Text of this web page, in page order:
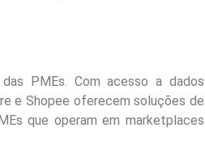
PMEs. Com acesso a dados
e Shopee oferecem soluções de
que operam em marketplaces